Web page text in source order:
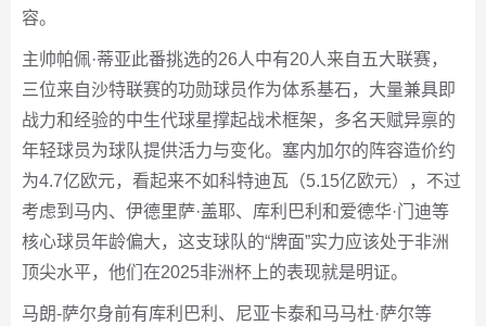
容。
主帅帕佩·蒂亚此番挑选的26人中有20人来自五大联赛，
三位来自沙特联赛的功勋球员作为体系基石，大量兼具即
战力和经验的中生代球星撑起战术框架，多名天赋异禀的
年轻球员为球队提供活力与变化。塞内加尔的阵容造价约
为4.7亿欧元，看起来不如科特迪瓦（5.15亿欧元），不过
考虑到马内、伊德里萨·盖耶、库利巴利和爱德华·门迪等
核心球员年龄偏大，这支球队的“牌面”实力应该处于非洲
顶尖水平，他们在2025非洲杯上的表现就是明证。
马朗-萨尔身前有库利巴利、尼亚卡泰和马马杜·萨尔等